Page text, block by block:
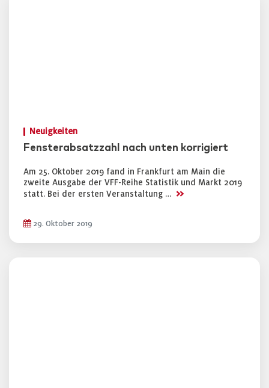
Neuigkeiten
Fensterabsatzzahl nach unten korrigiert
Am 25. Oktober 2019 fand in Frankfurt am Main die
zweite Ausgabe der VFF-Reihe Statistik und Markt 2019
statt. Bei der ersten Veranstaltung … >>
29. Oktober 2019